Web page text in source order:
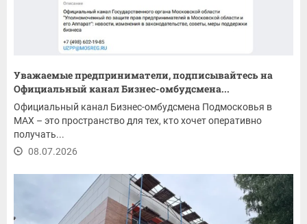
Уважаемые предприниматели, подписывайтесь на
Официальный канал Бизнес-омбудсмена...
Официальный канал Бизнес-омбудсмена Подмосковья в
MAX – это пространство для тех, кто хочет оперативно
получать...
08.07.2026